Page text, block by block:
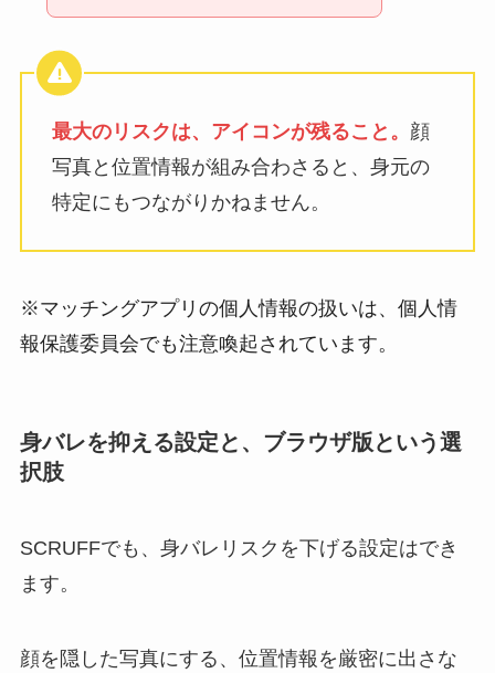
最大のリスクは、アイコンが残ること。 顔
写真と位置情報が組み合わさると、身元の
特定にもつながりかねません。
※マッチングアプリの個人情報の扱いは、 個人情
報保護委員会でも注意喚起されています。
身バレを抑える設定と、ブラウザ版という選
択肢
SCRUFFでも、身バレリスクを下げる設定はでき
ます。
顔を隠した写真にする、位置情報を厳密に出さな